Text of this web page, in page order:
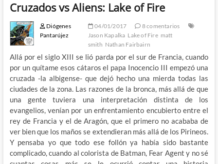
Cruzados vs Aliens: Lake of Fire
Diógenes
Pantarújez
04/01/2017
8 comentarios
Jason Kapalka Lake of Fire matt
smith Nathan Fairbairn
Allá por el siglo XIII se lió parda por el sur de Francia, cuando
por un quítame esos cátaros el papa Inocencio III empezó una
cruzada -la albigense- que dejó hecho una mierda todas las
ciudades de la zona. Las razones de la bronca, más allá de que
una gente tuviera una interpretación distinta de los
evangelios, venían por un enfrentamiento encubierto entre el
rey de Francia y el de Aragón, que el primero no acababa de
ver bien que los maños se extendieran más allá de los Pirineos.
Y pensaba yo que todo ese follón ya había sido bastante
complicado, cuando al colorista de Batman, Fear Agent y no sé